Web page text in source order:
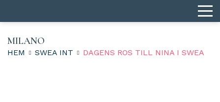
MILANO
HEM SWEA INT DAGENS ROS TILL NINA I SWEA